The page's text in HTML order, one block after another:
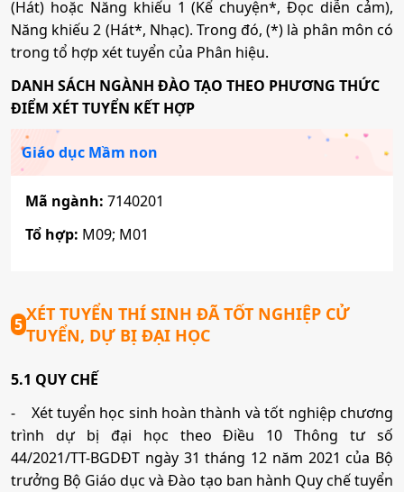
(Hát) hoặc Năng khiếu 1 (Kể chuyện*, Đọc diễn cảm),
Năng khiếu 2 (Hát*, Nhạc). Trong đó, (*) là phân môn có
trong tổ hợp xét tuyển của Phân hiệu.
DANH SÁCH NGÀNH ĐÀO TẠO THEO PHƯƠNG THỨC
ĐIỂM XÉT TUYỂN KẾT HỢP
Giáo dục Mầm non
Mã ngành: 7140201
Tổ hợp: M09; M01
5XÉT TUYỂN THÍ SINH ĐÃ TỐT NGHIỆP CỬ
TUYỂN, DỰ BỊ ĐẠI HỌC
5.1 QUY CHẾ
- Xét tuyển học sinh hoàn thành và tốt nghiệp chương
trình dự bị đại học theo Điều 10 Thông tư số
44/2021/TT-BGDĐT ngày 31 tháng 12 năm 2021 của Bộ
trưởng Bộ Giáo dục và Đào tạo ban hành Quy chế tuyển